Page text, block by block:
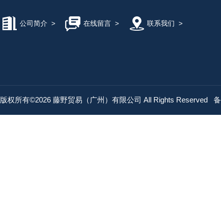
公司简介 > 在线留言> 联系我们 >
版权所有©2026 藤野贸易（广州）有限公司 All Rights Reserved